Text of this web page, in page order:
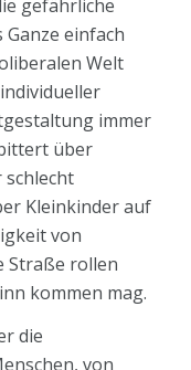
gefährliche
einfach
Welt
immer
über
Kleinkinder auf
von
Straße rollen
kommen mag.
die
von